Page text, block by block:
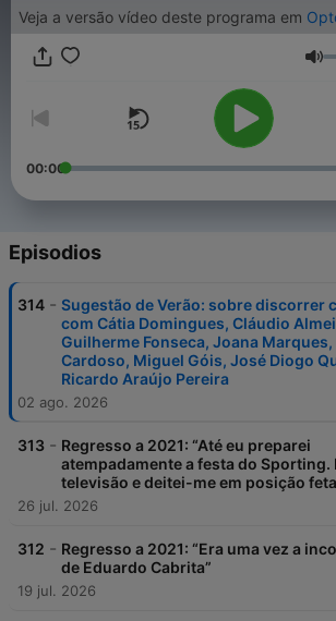
Veja a versão vídeo deste programa em
00:00
Episodios
314 - Sugestão de Verão: sobre discorrer
com Cátia Domingues, Cláudio
Guilherme Fonseca, Joana
Cardoso, Miguel Góis, José Diogo
Ricardo Araújo Pereira
02 ago. 2026
313 - Regresso a 2021: “Até eu preparei
atempadamente a festa do Sporting.
televisão e deitei-me em posição
26 jul. 2026
312 - Regresso a 2021: “Era uma vez a
de Eduardo Cabrita”
19 jul. 2026